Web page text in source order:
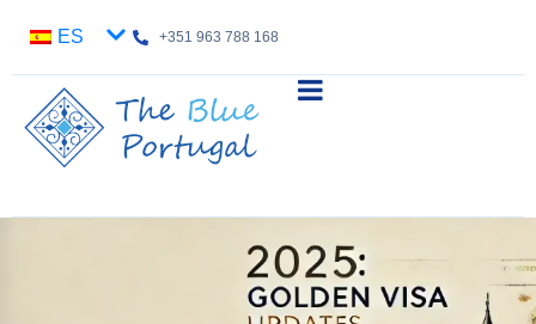
ES +351 963 788 168